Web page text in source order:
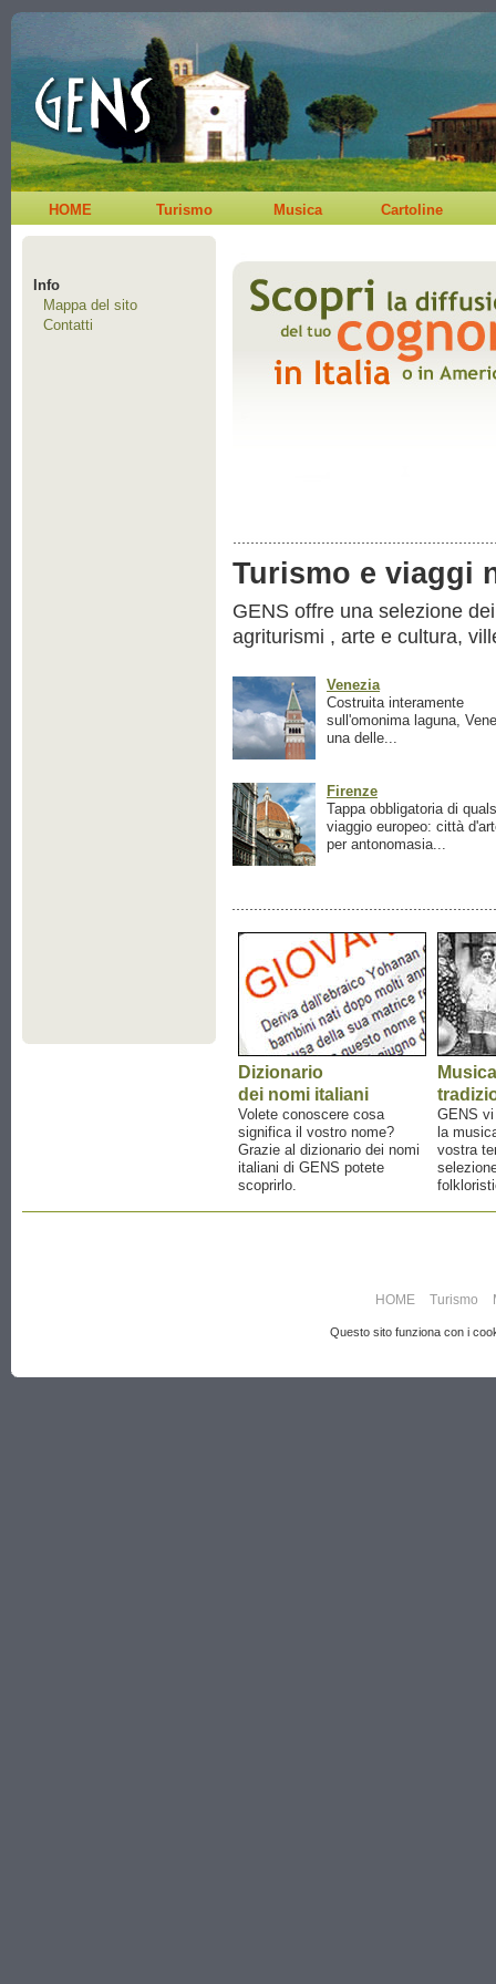
HOME Turismo Musica Cartoline
Info
Mappa del sito
Contatti
Turismo e viaggi
GENS offre una selezione
agriturismi , arte e cultura,
Venezia
Costruita interamente
sull'omonima laguna,
una delle...
Firenze
Tappa obbligatoria di
viaggio europeo: città
per antonomasia...
Dizionario
dei nomi italiani
Volete conoscere cosa
significa il vostro nome?
Grazie al dizionario dei nomi
italiani di GENS potete
scoprirlo.
Musica
GENS
la
vostra
HOME Turismo
Questo sito funziona con i